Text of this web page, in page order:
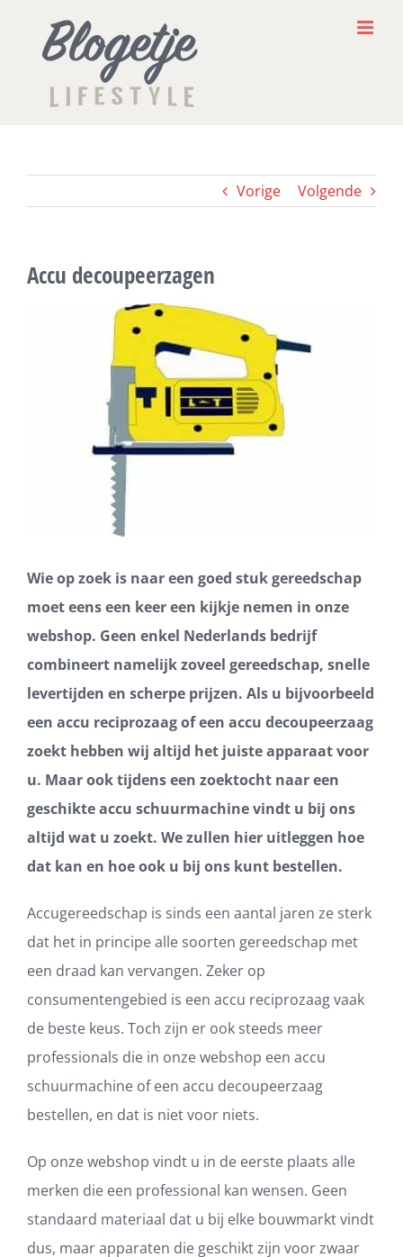
Vorige Volgende
Accu decoupeerzagen
Wie op zoek is naar een goed stuk gereedschap
moet eens een keer een kijkje nemen in onze
webshop. Geen enkel Nederlands bedrijf
combineert namelijk zoveel gereedschap, snelle
levertijden en scherpe prijzen. Als u bijvoorbeeld
een accu reciprozaag of een accu decoupeerzaag
zoekt hebben wij altijd het juiste apparaat voor
u. Maar ook tijdens een zoektocht naar een
geschikte accu schuurmachine vindt u bij ons
altijd wat u zoekt. We zullen hier uitleggen hoe
dat kan en hoe ook u bij ons kunt bestellen.
Accugereedschap is sinds een aantal jaren ze sterk
dat het in principe alle soorten gereedschap met
een draad kan vervangen. Zeker op
consumentengebied is een accu reciprozaag vaak
de beste keus. Toch zijn er ook steeds meer
professionals die in onze webshop een accu
schuurmachine of een accu decoupeerzaag
bestellen, en dat is niet voor niets.
Op onze webshop vindt u in de eerste plaats alle
merken die een professional kan wensen. Geen
standaard materiaal dat u bij elke bouwmarkt vindt
dus, maar apparaten die geschikt zijn voor zwaar